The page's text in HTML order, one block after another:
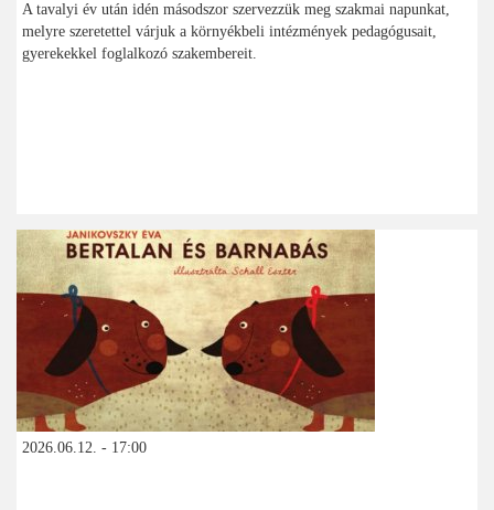
A tavalyi év után idén másodszor szervezzük meg szakmai napunkat,
melyre szeretettel várjuk a környékbeli intézmények pedagógusait,
gyerekekkel foglalkozó szakembereit.
2026.06.12. - 17:00